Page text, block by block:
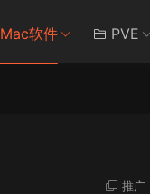
Mac软件 PVE
推广